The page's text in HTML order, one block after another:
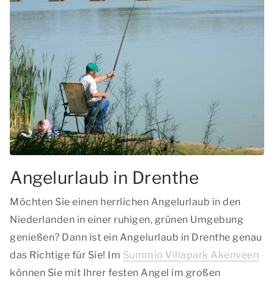
Angelurlaub in Drenthe
Möchten Sie einen herrlichen Angelurlaub in den
Niederlanden in einer ruhigen, grünen Umgebung
genießen? Dann ist ein Angelurlaub in Drenthe genau
das Richtige für Sie! Im Summio Villapark Akenveen
können Sie mit Ihrer festen Angel im großen